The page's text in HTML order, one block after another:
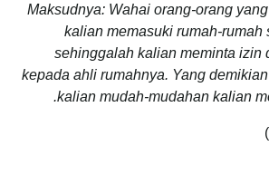
Maksudnya: Wahai orang-orang
kalian memasuki rumah-rumah
sehinggalah kalian meminta izin
kepada ahli rumahnya. Yang
kalian mudah-mudahan kalian